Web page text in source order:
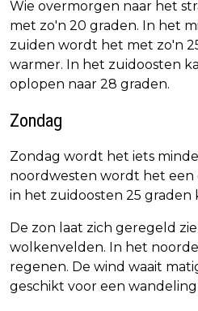
Wie overmorgen naar het
met zo'n 20 graden. In het
zuiden wordt het met zo'n
warmer. In het zuidoosten
oplopen naar 28 graden.
Zondag
Zondag wordt het iets
noordwesten wordt het een
in het zuidoosten 25 graden
De zon laat zich geregeld
wolkenvelden. In het
regenen. De wind waait
geschikt voor een